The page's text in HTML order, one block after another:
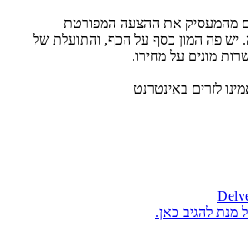
מהמעסיק את ההצעה המפורטת
יש פה המון כסף על הכף, והתועלת של
מונים על מחירו.
לזרים באינטרנט
מנת להגיב כאן.